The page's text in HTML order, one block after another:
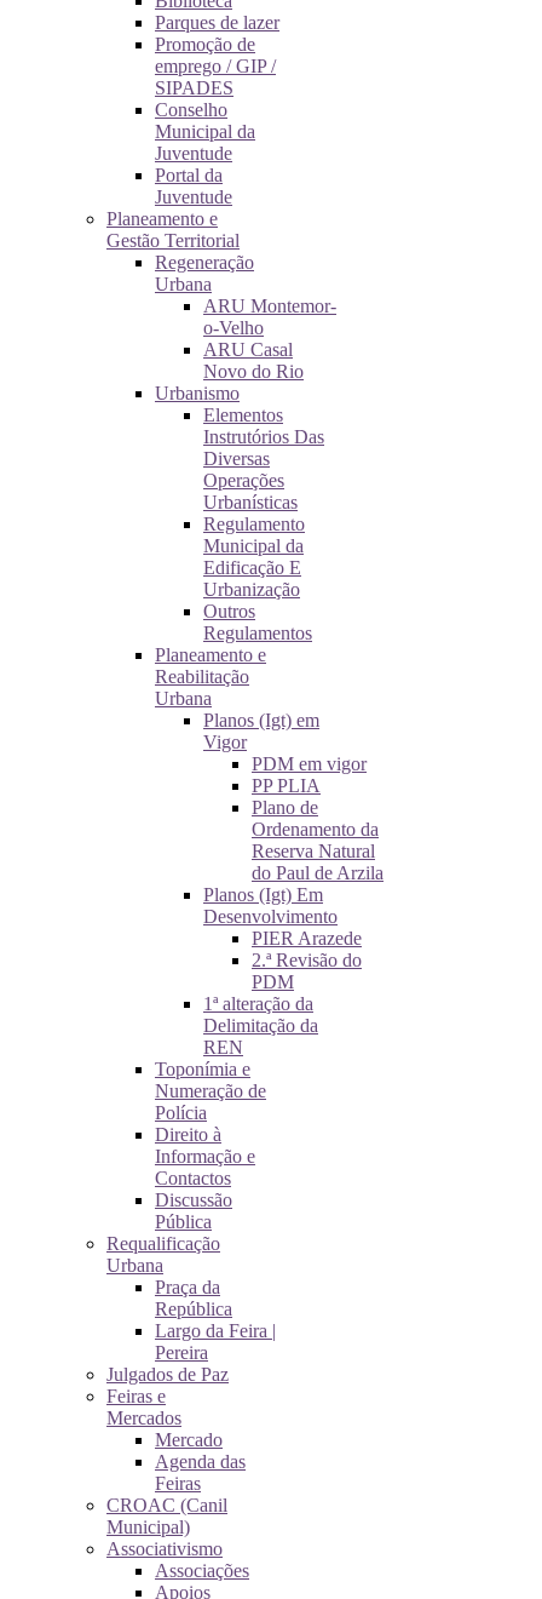
Parques de lazer
Promoção de
emprego / GIP /
SIPADES
Conselho
Municipal da
Juventude
Portal da
Juventude
Planeamento e
Gestão Territorial
Regeneração
Urbana
ARU Montemor-
o-Velho
ARU Casal
Novo do Rio
Urbanismo
Elementos
Instrutórios Das
Diversas
Operações
Urbanísticas
Regulamento
Municipal da
Edificação E
Urbanização
Outros
Regulamentos
Planeamento e
Reabilitação
Urbana
Planos (Igt) em
Vigor
PDM em vigor
PP PLIA
Plano de
Ordenamento da
Reserva Natural
do Paul de Arzila
Planos (Igt) Em
Desenvolvimento
PIER Arazede
2.ª Revisão do
PDM
1ª alteração da
Delimitação da
REN
Toponímia e
Numeração de
Polícia
Direito à
Informação e
Contactos
Discussão
Pública
Requalificação
Urbana
Praça da
República
Largo da Feira |
Pereira
Julgados de Paz
Feiras e
Mercados
Mercado
Agenda das
Feiras
CROAC (Canil
Municipal)
Associativismo
Associações
Apoios